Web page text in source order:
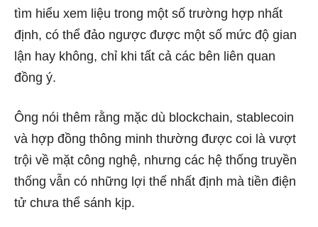
tìm hiểu xem liệu trong một số trường hợp nhất
định, có thể đảo ngược được một số mức độ gian
lận hay không, chỉ khi tất cả các bên liên quan
đồng ý.
Ông nói thêm rằng mặc dù blockchain, stablecoin
và hợp đồng thông minh thường được coi là vượt
trội về mặt công nghệ, nhưng các hệ thống truyền
thống vẫn có những lợi thế nhất định mà tiền điện
tử chưa thể sánh kịp.